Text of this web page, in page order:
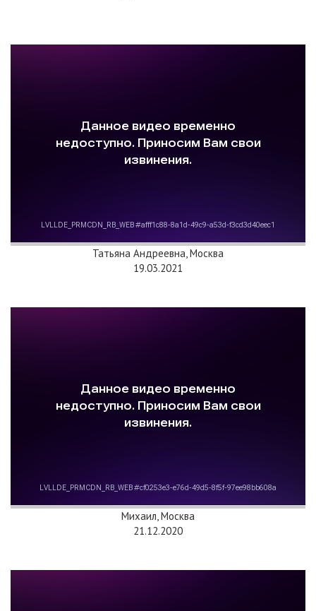
Татьяна Андреевна, Москва
19.03.2021
Михаил, Москва
21.12.2020